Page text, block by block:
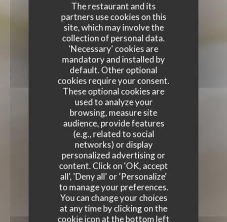
The restaurant and its
partners use cookies on this
site, which may involve the
collection of personal data.
'Necessary' cookies are
mandatory and installed by
default. Other optional
cookies require your consent.
These optional cookies are
used to analyze your
browsing, measure site
audience, provide features
(e.g., related to social
networks) or display
personalized advertising or
content. Click on 'OK, accept
all', 'Deny all' or 'Personalize'
to manage your preferences.
You can change your choices
at any time by clicking on the
cookie icon at the bottom left